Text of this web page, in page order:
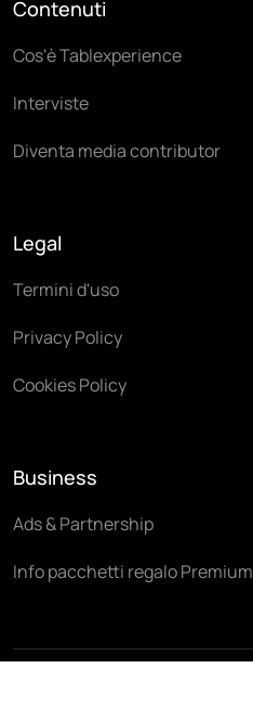
Contenuti
Cos'è Tablexperience
Interviste
Diventa media contributor
Legal
Termini d'uso
Privacy Policy
Cookies Policy
Business
Ads & Partnership
Info pacchetti regalo Premium